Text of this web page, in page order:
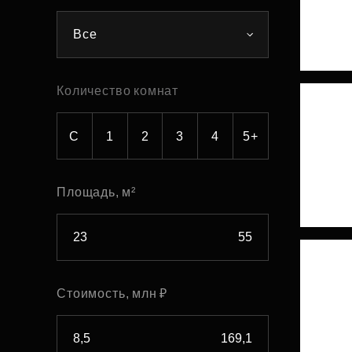
Все
Количество комнат
С 1 2 3 4 5+
Площадь, м²
Стоимость, млн ₽